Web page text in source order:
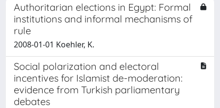
Authoritarian elections in Egypt: Formal
institutions and informal mechanisms of
rule
2008-01-01 Koehler, K.
Social polarization and electoral
incentives for Islamist de-moderation:
evidence from Turkish parliamentary
debates